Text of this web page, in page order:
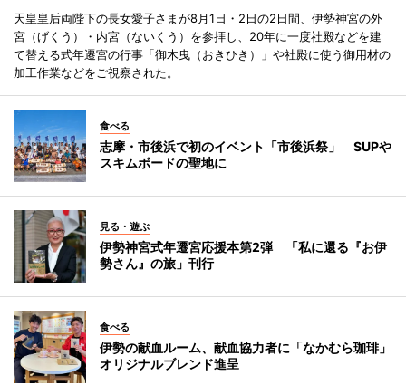
天皇皇后両陛下の長女愛子さまが8月1日・2日の2日間、伊勢神宮の外
宮（げくう）・内宮（ないくう）を参拝し、20年に一度社殿などを建
て替える式年遷宮の行事「御木曳（おきひき）」や社殿に使う御用材の
加工作業などをご視察された。
食べる
志摩・市後浜で初のイベント「市後浜祭」 SUPや
スキムボードの聖地に
見る・遊ぶ
伊勢神宮式年遷宮応援本第2弾 「私に還る『お伊
勢さん』の旅」刊行
食べる
伊勢の献血ルーム、献血協力者に「なかむら珈琲」
オリジナルブレンド進呈